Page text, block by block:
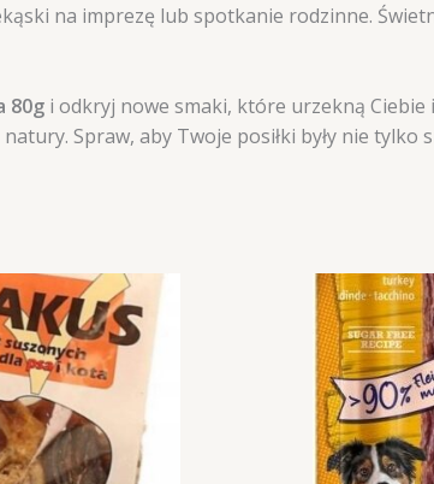
na imprezę lub spotkanie rodzinne.
80g i odkryj nowe smaki, które urzekną
Spraw, aby Twoje posiłki były nie tylko